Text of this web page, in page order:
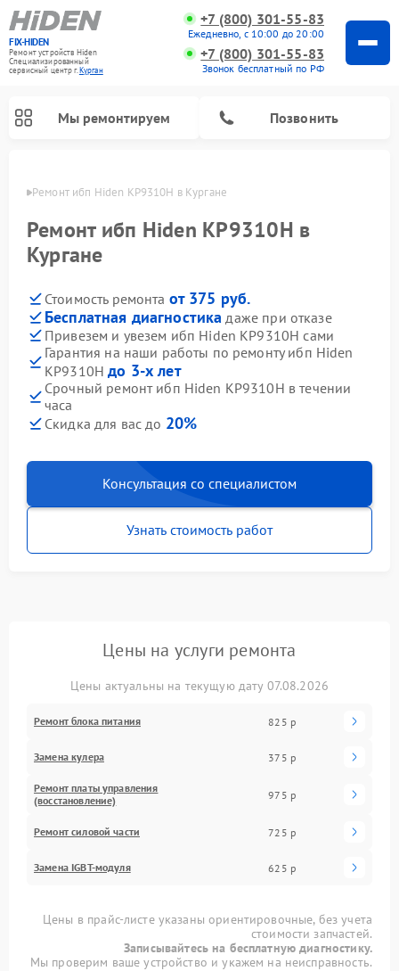
FIX-HIDEN
Ремонт устройств Hiden
Специализированный
cервисный центр г.Курган
+7 (800) 301-55-83
Ежедневно, с 10:00 до 20:00
+7 (800) 301-55-83
Звонок бесплатный по РФ
Мы ремонтируем Позвонить
Ремонт ибп Hiden KP9310H в Кургане
Ремонт ибп Hiden KP9310H в
Кургане
Стоимость ремонта от 375 руб.
Бесплатная диагностика даже при отказе
Привезем и увезем ибп Hiden KP9310H сами
Гарантия на наши работы по ремонту ибп Hiden
KP9310Hдо 3-х лет
Срочный ремонт ибп Hiden KP9310H в течении
часа
Скидка для вас до 20%
Консультация со специалистом
Узнать стоимость работ
Цены на услуги ремонта
Цены актуальны на текущую дату 07.08.2026
Ремонт блока питания 825 р
Замена кулера 375 р
Ремонт платы управления
(восстановление)
975 р
Ремонт силовой части 725 р
Замена IGBT-модуля 625 р
Цены в прайс-листе указаны ориентировочные, без учета
стоимости запчастей.
Записывайтесь на бесплатную диагностику.
Мы проверим ваше устройство и укажем на неисправность.